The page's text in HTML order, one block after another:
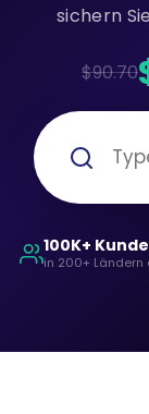
sichern
$90.70
100K+ Kunde
in 200+ Ländern